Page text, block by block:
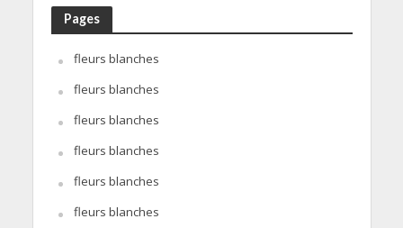
Pages
fleurs blanches
fleurs blanches
fleurs blanches
fleurs blanches
fleurs blanches
fleurs blanches